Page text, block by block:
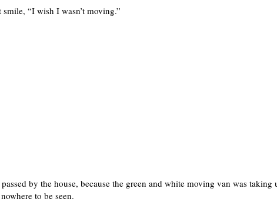
“I wish I wasn’t moving.”
by the house, because the green and white moving van was
to be seen.